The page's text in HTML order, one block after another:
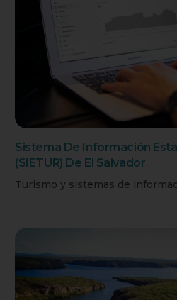
Sistema De Información
(SIETUR) De El Salvador
Turismo y sistemas de